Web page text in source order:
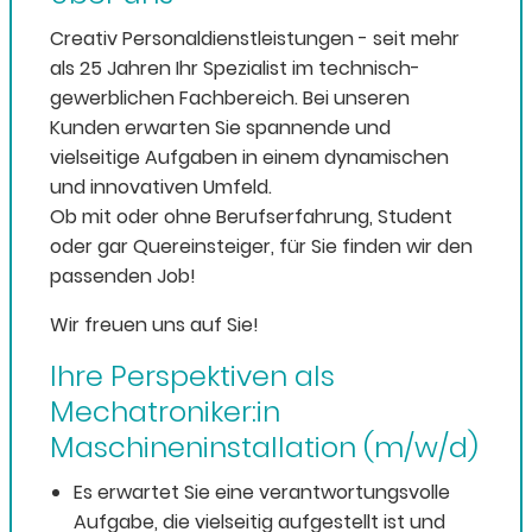
Creativ Personaldienstleistungen - seit mehr
als 25 Jahren Ihr Spezialist im technisch-
gewerblichen Fachbereich. Bei unseren
Kunden erwarten Sie spannende und
vielseitige Aufgaben in einem dynamischen
und innovativen Umfeld.
Ob mit oder ohne Berufserfahrung, Student
oder gar Quereinsteiger, für Sie finden wir den
passenden Job!
Wir freuen uns auf Sie!
Ihre Perspektiven als
Mechatroniker:in
Maschineninstallation (m/w/d)
Es erwartet Sie eine verantwortungsvolle
Aufgabe, die vielseitig aufgestellt ist und